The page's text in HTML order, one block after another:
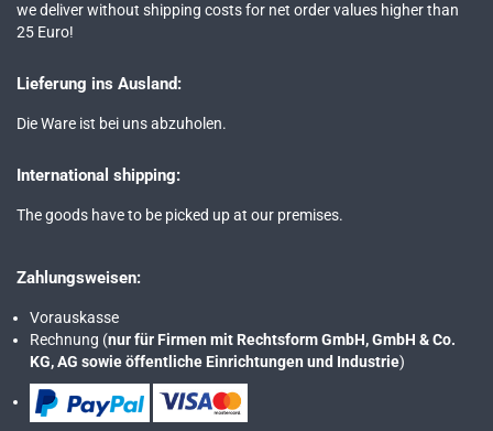
we deliver without shipping costs for net order values higher than
25 Euro!
Lieferung ins Ausland:
Die Ware ist bei uns abzuholen.
International shipping:
The goods have to be picked up at our premises.
Zahlungsweisen:
Vorauskasse
Rechnung (nur für Firmen mit Rechtsform GmbH, GmbH & Co.
KG, AG sowie öffentliche Einrichtungen und Industrie)